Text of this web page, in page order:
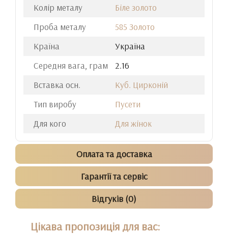
Колір металу
Біле золото
Проба металу
585 Золото
Країна
Україна
Середня вага, грам
2.16
Вставка осн.
Куб. Цирконій
Тип виробу
Пусети
Для кого
Для жінок
Оплата та доставка
Гарантії та сервіс
Відгуків (0)
Цікава пропозиція для вас: